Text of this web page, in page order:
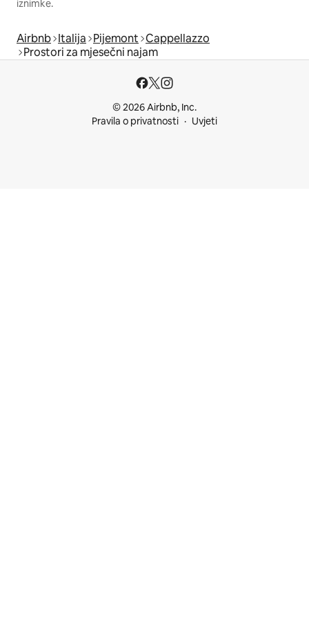
iznimke.
Airbnb Italija Pijemont Cappellazzo
Prostori za mjesečni najam
© 2026 Airbnb, Inc.
Pravila o privatnosti
Uvjeti